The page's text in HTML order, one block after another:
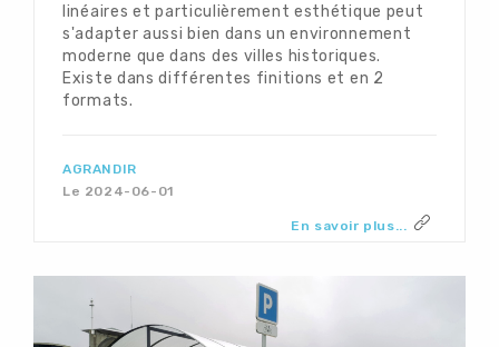
linéaires et particulièrement esthétique peut
s'adapter aussi bien dans un environnement
moderne que dans des villes historiques.
Existe dans différentes finitions et en 2
formats.
AGRANDIR
Le 2024-06-01
En savoir plus...